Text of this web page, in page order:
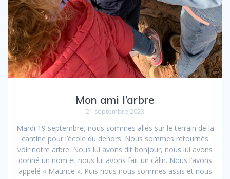
Mon ami l’arbre
21 septembre 2023
Mardi 19 septembre, nous sommes allés sur le terrain de la
cantine pour l’école du dehors. Nous sommes retournés
voir notre arbre. Nous lui avons dit bonjour, nous lui avons
donné un nom et nous lui avons fait un câlin. Nous l’avons
appelé « Maurice ». Puis nous nous sommes assis et nous